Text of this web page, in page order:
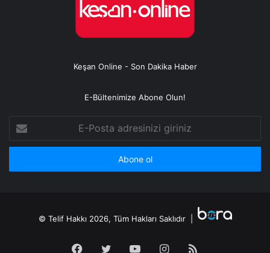
Keşan Online - Son Dakika Haber
E-Bültenimize Abone Olun!
Posta
adresinizi
© Telif Hakkı 2026, Tüm Hakları Saklıdır |
Facebook
TwitterYouTubeInstagram
RSS